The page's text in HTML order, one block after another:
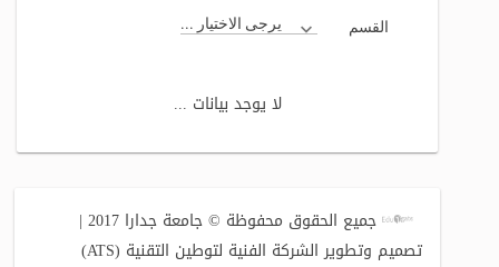
القسم يرجى الاختيار ...
لا يوجد بيانات ...
جميع الحقوق محفوظة © جامعة جدارا 2017 |
تصميم وتطوير الشركة الفنية لتوطين التقنية (ATS)